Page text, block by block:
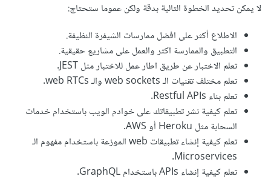
لا يمكن تحديد الخطوة التالية بدقة ولكن عموما ستحتاج:
الاطلاع أكثر على افضل ممارسات الشيفرة النظيفة.
التطبيق والممارسة اكثر والعمل على مشاريع حقيقية.
تعلم الاختبار عن طريق اطار عمل للاختبار مثل JEST.
تعلم مختلف تقنيات الـ web sockets والـ web RTCs.
تعلم بناء Restful APIs.
تعلم كيفية نشر تطبيقاتك على خوادم الويب باستخدام خدمات
السحابة مثل Heroku أو AWS.
تعلم كيفية إنشاء تطبيقات web الموزعة باستخدام مفهوم الـ
Microservices.
تعلم كيفية إنشاء APIs باستخدام GraphQL.